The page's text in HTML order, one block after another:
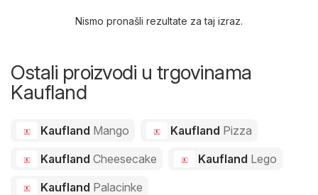
Nismo pronašli rezultate za taj izraz.
Ostali proizvodi u trgovinama
Kaufland
Kaufland Mango Kaufland Pizza
Kaufland Cheesecake Kaufland Lego
Kaufland Palacinke